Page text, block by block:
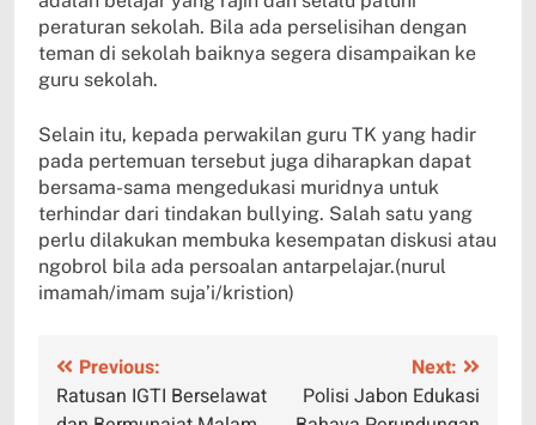
peraturan sekolah. Bila ada perselisihan dengan
teman di sekolah baiknya segera disampaikan ke
guru sekolah.
Selain itu, kepada perwakilan guru TK yang hadir
pada pertemuan tersebut juga diharapkan dapat
bersama-sama mengedukasi muridnya untuk
terhindar dari tindakan bullying. Salah satu yang
perlu dilakukan membuka kesempatan diskusi atau
ngobrol bila ada persoalan antarpelajar.(nurul
imamah/imam suja’i/kristion)
Navigasi
pos
Previous:
Ratusan IGTI Berselawat
Next:
Polisi Jabon Edukasi